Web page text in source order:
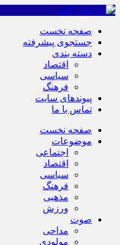
صفحه نخست
جستجوی پیشرفته
دسته بندی
اقتصاد
سیاسی
فرهنگ
پیوندهای سایت
تماس با ما
صفحه نخست
موضوعات
اجتماعی
اقتصاد
سیاسی
فرهنگ
مذهبی
ورزش
صوت
مداحی
مولودی